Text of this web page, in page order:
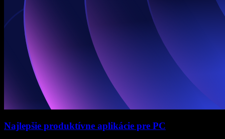
Najlepšie produktívne aplikácie pre PC